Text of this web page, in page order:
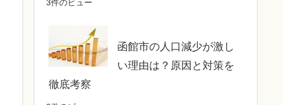
3件のビュー
函館市の人口減少が激し
い理由は？原因と対策を
徹底考察